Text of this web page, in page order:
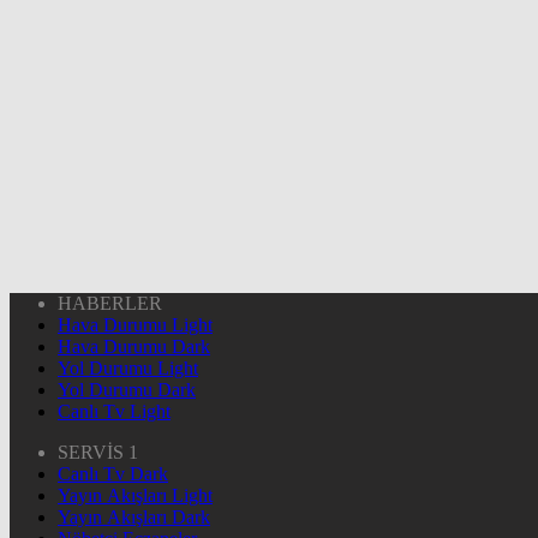
HABERLER
Hava Durumu Light
Hava Durumu Dark
Yol Durumu Light
Yol Durumu Dark
Canlı Tv Light
SERVİS 1
Canlı Tv Dark
Yayın Akışları Light
Yayın Akışları Dark